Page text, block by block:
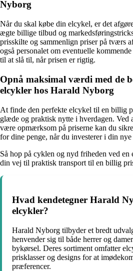
Nyborg
Når du skal købe din elcykel, er det
ægte billige tilbud og
prisskilte og sammenlign priser på tværs
også personalet om eventuelle
til at slå til, når prisen er rigtig.
Opnå maksimal værdi med de
elcykler hos Harald Nyborg
At finde den perfekte elcykel til en billig
glæde og praktisk nytte i hverdagen. Ved
være opmærksom på priserne kan du
for dine penge, når du investerer i din
Så hop på cyklen og nyd friheden ved
din vej til praktisk transport til en billig
Hvad kendetegner Harald
elcykler?
Harald Nyborg tilbyder et bredt
henvender sig til både herrer og
bykørsel. Deres sortiment omfatter
prisklasser og designs for at
præferencer.